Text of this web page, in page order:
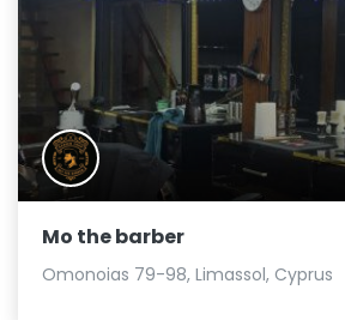
Mo the barber
Omonoias 79-98, Limassol, Cyprus